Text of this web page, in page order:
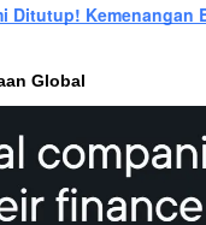
Ditutup! Kemenangan
Global